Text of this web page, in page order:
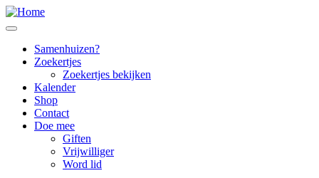
Samenhuizen?
Zoekertjes
Zoekertjes bekijken
Kalender
Shop
Contact
Doe mee
Giften
Vrijwilliger
Word lid